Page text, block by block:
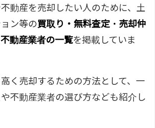
動産を売却したい人のために、土
ン等の買取り・無料査定・売却仲
動産業者の一覧を掲載していま
く売却するための方法として、一
不動産業者の選び方なども紹介し